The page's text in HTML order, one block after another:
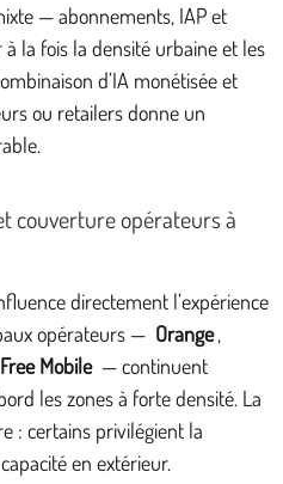
— abonnements, IAP et
la fois la densité urbaine et les
d’IA monétisée et
ou retailers donne un
couverture opérateurs à
directement l’expérience
opérateurs — Orange,
Free Mobile — continuent
les zones à forte densité. La
: certains privilégient la
en extérieur.